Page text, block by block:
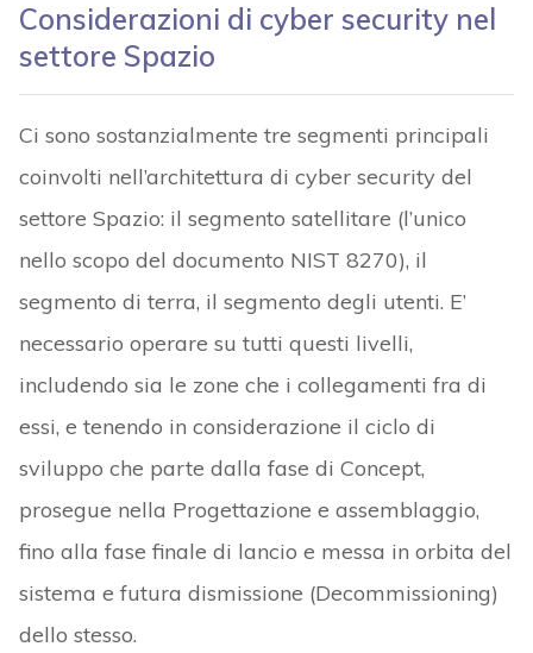
Considerazioni di cyber security nel
settore Spazio
Ci sono sostanzialmente tre segmenti principali
coinvolti nell’architettura di cyber security del
settore Spazio: il segmento satellitare (l’unico
nello scopo del documento NIST 8270), il
segmento di terra, il segmento degli utenti. E’
necessario operare su tutti questi livelli,
includendo sia le zone che i collegamenti fra di
essi, e tenendo in considerazione il ciclo di
sviluppo che parte dalla fase di Concept,
prosegue nella Progettazione e assemblaggio,
fino alla fase finale di lancio e messa in orbita del
sistema e futura dismissione (Decommissioning)
dello stesso.